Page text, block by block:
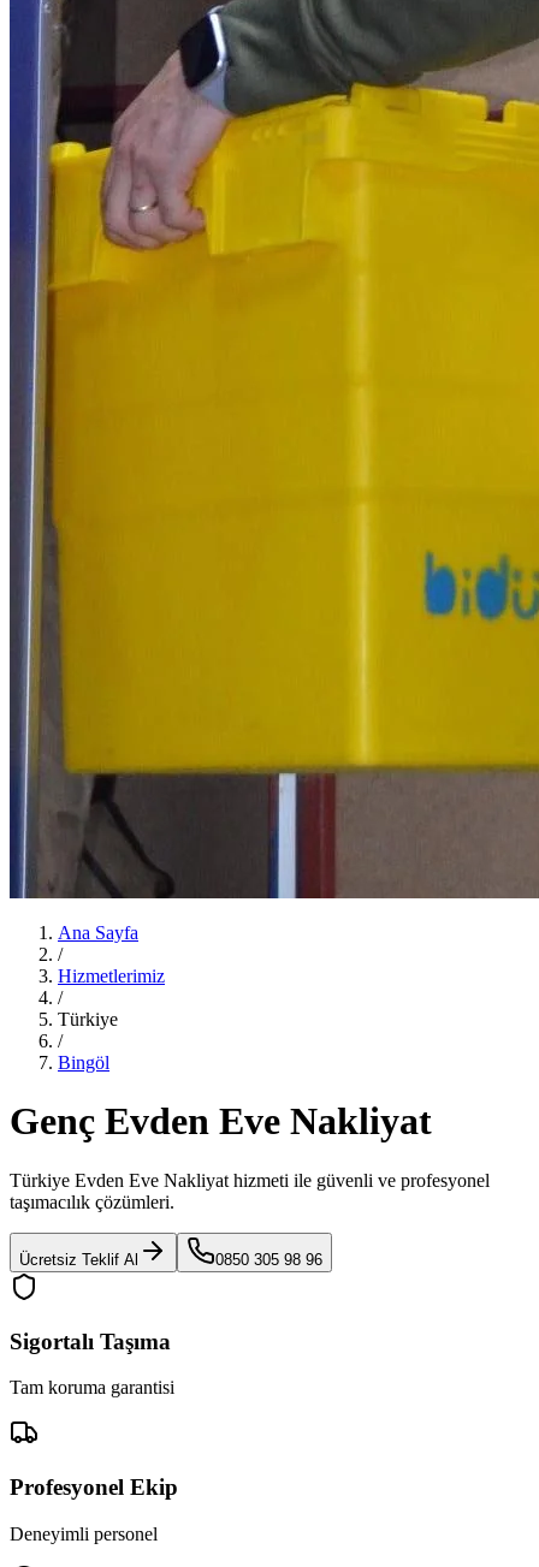
Ana Sayfa
/
Hizmetlerimiz
/
Türkiye
/
Bingöl
Genç Evden Eve Nakliyat
Türkiye Evden Eve Nakliyat hizmeti ile güvenli ve profesyonel
taşımacılık çözümleri.
Ücretsiz Teklif Al 0850 305 98 96
Sigortalı Taşıma
Tam koruma garantisi
Profesyonel Ekip
Deneyimli personel